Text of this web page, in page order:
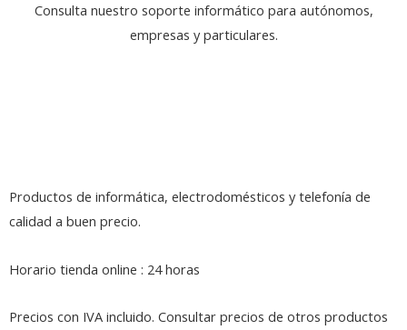
Consulta nuestro soporte informático para autónomos,
empresas y particulares.
Productos de informática, electrodomésticos y telefonía de
calidad a buen precio.
Horario tienda online : 24 horas
Precios con IVA incluido. Consultar precios de otros productos